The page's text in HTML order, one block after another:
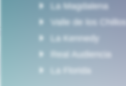
La Magdalena
Valle de los Chillos
La Kennedy
Real Audiencia
La Florida